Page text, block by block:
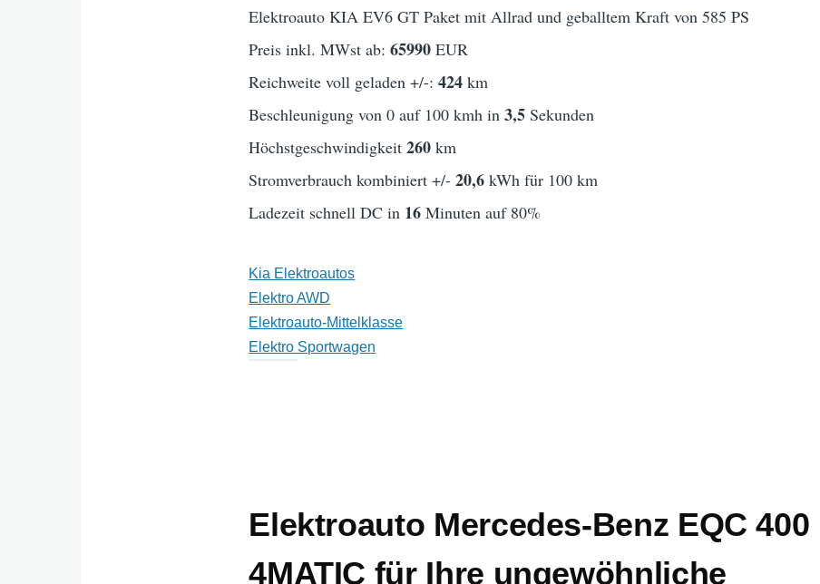
Elektroauto KIA EV6 GT Paket mit Allrad und geballtem Kraft von 585 PS
Preis inkl. MWst ab:65990 EUR
Reichweite voll geladen +/-:424 km
Beschleunigung von 0 auf 100 kmh in3,5 Sekunden
Höchstgeschwindigkeit260 km
Stromverbrauch kombiniert +/-20,6 kWh für 100 km
Ladezeit schnell DC in 16 Minuten auf 80%
Kia Elektroautos
Elektro AWD
Elektroauto-Mittelklasse
Elektro Sportwagen
Elektroauto Mercedes-Benz EQC 400
4MATIC für Ihre ungewöhnliche